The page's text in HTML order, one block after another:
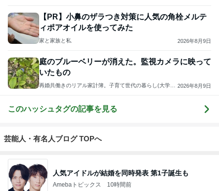
【PR】小鼻のザラつき対策に人気の角栓メルテ
ィポアオイルを使ってみた
家と家族と私 2026年8月9日
庭のブルーベリーが消えた。監視カメラに映って
いたもの
再婚共働きのリアル家計簿。子育て世代の暮らし(大学受 2026年8月9日
このハッシュタグの記事を見る
芸能人・有名人ブログ TOPへ
人気アイドルが結婚を同時発表 第1子誕生も
Amebaトピックス 10時間前